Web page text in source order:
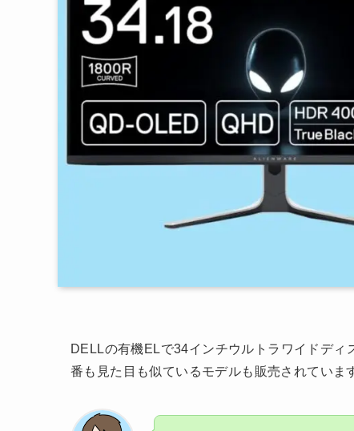
DELLの有機ELで34インチウルトラワイドデ
番も見た目も似ているモデルも販売されていま